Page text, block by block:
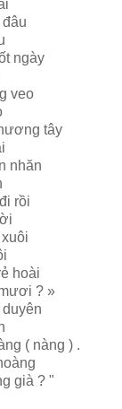
ngày
veo
tây
nhăn
rồi
hoài
? »
( nàng ) .
già ? "